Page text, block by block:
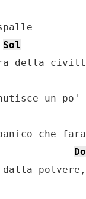
Sol
Do
polvere,